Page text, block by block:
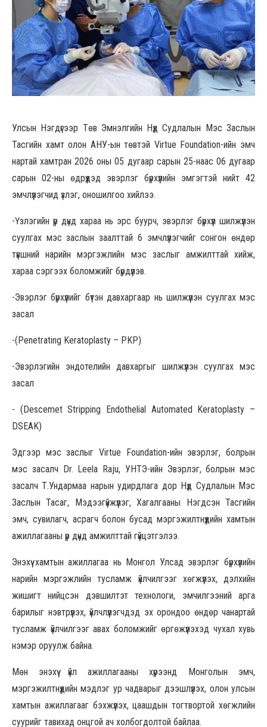
Улсын Нэгдүгээр Төв Эмнэлгийн Нүд Судлалын Мэс Заслын
Тасгийн хамт олон АНУ-ын төвтэй Virtue Foundation-ийн эмч
нартай хамтран 2026 оны 05 дугаар сарын 25-наас 06 дугаар
сарын 02-ны өдрүүдэд эвэрлэг бүрхүүлийн эмгэгтэй нийт 42
эмчлүүлэгчид үзлэг, оношилгоо хийлээ.
-Үзлэгийн үр дүнд хараа нь эрс буурч, эвэрлэг бүрхүүл шилжүүлэн
суулгах мэс заслын заалттай 6 эмчлүүлэгчийг сонгон өндөр
түвшний нарийн мэргэжлийн мэс заслыг амжилттай хийж,
хараа сэргээх боломжийг бүрдүүлэв.
-Эвэрлэг бүрхүүлийг бүтэн давхаргаар нь шилжүүлэн суулгах мэс
засал
-(Penetrating Keratoplasty – PKP)
-Эвэрлэгийн эндотелийн давхаргыг шилжүүлэн суулгах мэс
засал
- (Descemet Stripping Endothelial Automated Keratoplasty –
DSEAK)
Эдгээр мэс заслыг Virtue Foundation-ийн эвэрлэг, болрын
мэс засалч Dr. Leela Raju, УНТЭ-ийн Эвэрлэг, болрын мэс
засалч Т.Ундармаа нарын удирдлага дор Нүд Судлалын Мэс
Заслын Тасаг, Мэдээгүйжүүлэг, Хагалгааны Нэгдсэн Тасгийн
эмч, сувилагч, асрагч болон бусад мэргэжилтнүүдийн хамтын
ажиллагааны үр дүнд амжилттай гүйцэтгэлээ.
Энэхүү хамтын ажиллагаа нь Монгол Улсад эвэрлэг бүрхүүлийн
нарийн мэргэжлийн тусламж үйлчилгээг хөгжүүлэх, дэлхийн
жишигт нийцсэн дэвшилтэт технологи, эмчилгээний арга
барилыг нэвтрүүлэх, үйлчлүүлэгчдэд эх орондоо өндөр чанартай
тусламж үйлчилгээг авах боломжийг өргөжүүлэхэд чухал хувь
нэмэр оруулж байна.
Мөн энэхүү үйл ажиллагааны хүрээнд Монголын эмч,
мэргэжилтнүүдийн мэдлэг ур чадварыг дээшлүүлэх, олон улсын
хамтын ажиллагааг бэхжүүлэх, цаашдын тогтвортой хөгжлийн
суурийг тавихад онцгой ач холбогдолтой байлаа.